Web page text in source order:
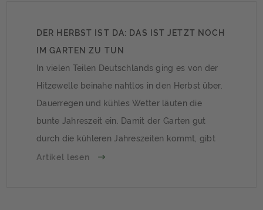
DER HERBST IST DA: DAS IST JETZT NOCH
IM GARTEN ZU TUN
In vielen Teilen Deutschlands ging es von der
Hitzewelle beinahe nahtlos in den Herbst über.
Dauerregen und kühles Wetter läuten die
bunte Jahreszeit ein. Damit der Garten gut
durch die kühleren Jahreszeiten kommt, gibt
es noch einiges zu tun.
Artikel lesen